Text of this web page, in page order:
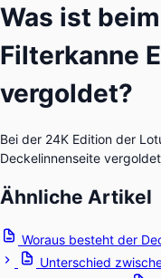
Was ist
Filterkanne
vergoldet?
Bei der 24K Edition der
Deckelinnenseite
Ähnliche Artikel
Woraus besteht der
Unterschied